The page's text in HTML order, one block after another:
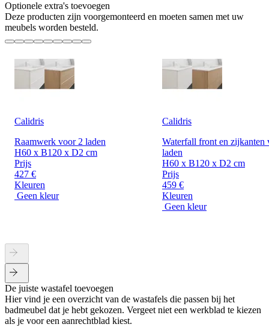
Optionele extra's toevoegen
Deze producten zijn voorgemonteerd en moeten samen met uw
meubels worden besteld.
Calidris
Raamwerk voor 2 laden
H60 x B120 x D2 cm
Prijs
427 €
Kleuren
Geen kleur
Calidris
Waterfall front en zijkanten
laden
H60 x B120 x D2 cm
Prijs
459 €
Kleuren
Geen kleur
De juiste wastafel toevoegen
Hier vind je een overzicht van de wastafels die passen bij het
badmeubel dat je hebt gekozen. Vergeet niet een werkblad te kiezen
als je voor een aanrechtblad kiest.